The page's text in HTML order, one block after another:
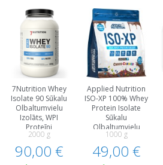
7Nutrition Whey
Isolate 90 Sūkalu
Olbaltumvielu
Izolāts, WPI
Proteīni
2000 g
90,00 €
Applied Nutrition
ISO-XP 100% Whey
Protein Isolate
Sūkalu
Olbaltumvielu
Izolāts, WPI
Proteīni
1000 g
49,00 €